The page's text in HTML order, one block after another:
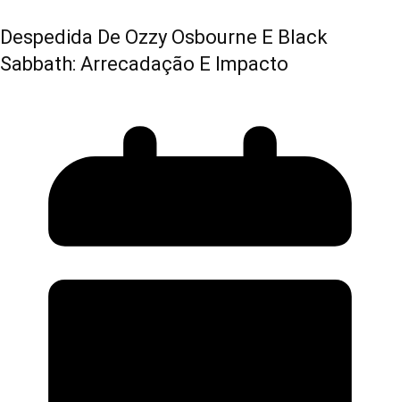
Despedida De Ozzy Osbourne E Black
Sabbath: Arrecadação E Impacto